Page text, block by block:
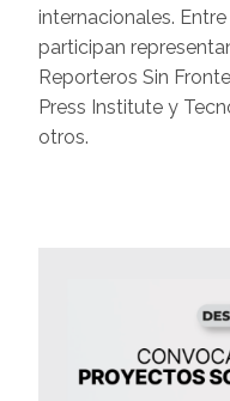
internacionales.
participan
Reporteros Sin
Press Institute y
otros.